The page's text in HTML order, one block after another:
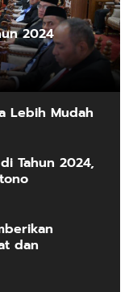
2024
Lebih Mudah
Tahun 2024,
dan